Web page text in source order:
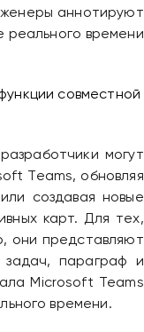
аннотируют
времени
могут
Teams, обновляя
создавая новые
карт. Для тех,
они представляют
задач, параграф и
Microsoft Teams
времени.